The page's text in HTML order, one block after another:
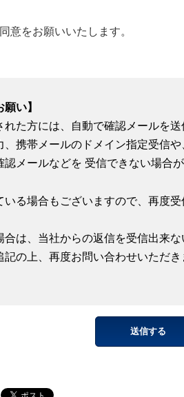
意をお願いいたします。
い】
た方には、自動で確認メールを送
、携帯メールのドメイン指定受信
メールなどを 受信できない場合が
る場合もございますので、再度受
は、当社からの返信を受信出来
の上、再度お問い合わせいただき